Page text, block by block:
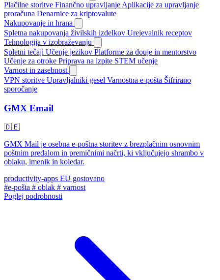
Plačilne storitve Finančno upravljanje Aplikacije za upravljanje
proračuna Denarnice za kriptovalute
Nakupovanje in hrana
Spletna nakupovanja živilskih izdelkov Urejevalnik receptov
Tehnologija v izobraževanju
Spletni tečaji Učenje jezikov Platforme za douje in mentorstvo
Učenje za otroke Priprava na izpite STEM učenje
Varnost in zasebnost
VPN storitve Upravljalniki gesel Varnostna e-pošta Šifrirano
sporočanje
GMX Email
🇩🇪
GMX Mail je osebna e-poštna storitev z brezplačnim osnovnim
poštnim predalom in premičnimi načrti, ki vključujejo shrambo v
oblaku, imenik in koledar.
productivity-apps EU gostovano
#e-pošta # oblak # varnost
Poglej podrobnosti